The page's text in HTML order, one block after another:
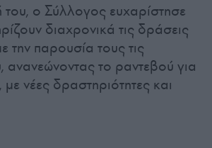
ο Σύλλογος ευχαρίστησε
διαχρονικά τις δράσεις
την παρουσία τους τις
ανανεώνοντας το ραντεβού για
νέες δραστηριότητες και